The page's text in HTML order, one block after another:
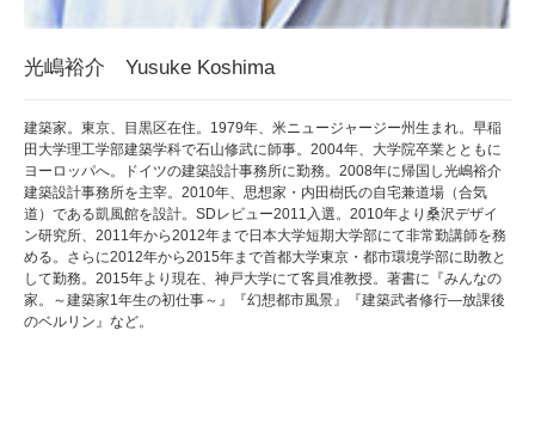
光嶋裕介 Yusuke Koshima
建築家。東京、目黒区在住。1979年、米ニュージャージー州生まれ。早稲
田大学理工学部建築学科で石山修武に師事。2004年、大学院卒業とともに
ヨーロッパへ。ドイツの建築設計事務所に勤務。2008年に帰国し光嶋裕介
建築設計事務所を主宰。2010年、思想家・内田樹氏の自宅兼道場（合気
道）である凱風館を設計。SDレビュー2011入選。2010年より桑沢デザイ
ン研究所、2011年から2012年まで日本大学短期大学部にて非常勤講師を務
める。さらに2012年から2015年まで首都大学東京・都市環境学部に助教と
して勤務。2015年より現在、神戸大学にて客員准教授。著書に『みんなの
家。～建築家1年生の初仕事～』『幻想都市風景』『建築武者修行―放課後
のベルリン』など。